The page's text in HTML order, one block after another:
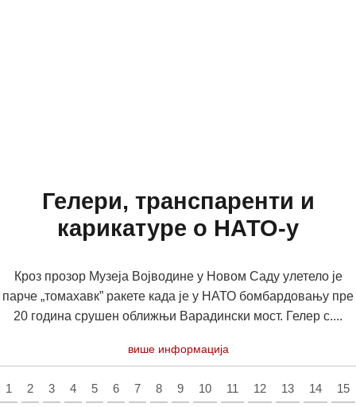
Гелери, транспаренти и
карикатуре о НАТО-у
Кроз прозор Музеја Војводине у Новом Саду улетело је
парче „томахавк” ракете када је у НАТО бомбардовању пре
20 година срушен оближњи Варадински мост. Гелер с....
више информација
1 2 3 4 5 6 7 8 9 10 11 12 13 14 15